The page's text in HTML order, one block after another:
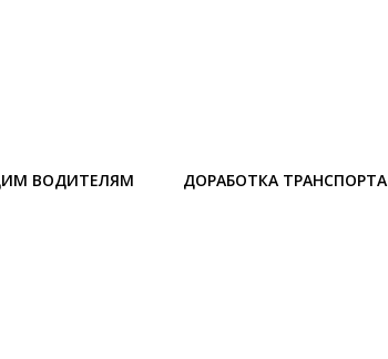
ВОДИТЕЛЯМ ДОРАБОТКА ТРАНСПОРТА